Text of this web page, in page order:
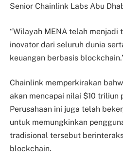
Senior Chainlink Labs Abu
“Wilayah MENA telah menjadi
inovator dari seluruh dunia
keuangan berbasis
Chainlink memperkirakan
akan mencapai nilai $10 triliun
Perusahaan ini juga telah
untuk memungkinkan
tradisional tersebut
blockchain.